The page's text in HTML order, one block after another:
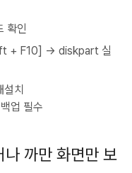
확인
+ F10] → diskpart 실
치
업 필수
까만 화면만 보